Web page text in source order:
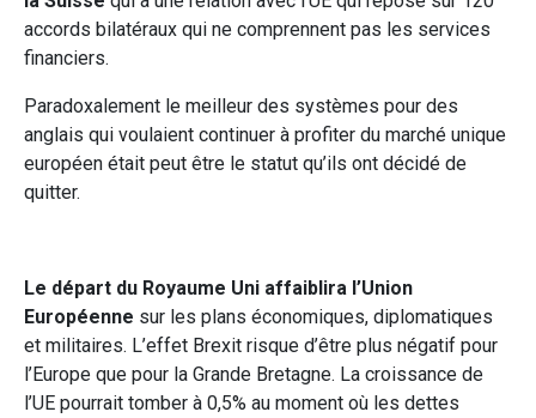
accords bilatéraux qui ne comprennent pas les services
financiers.
Paradoxalement le meilleur des systèmes pour des
anglais qui voulaient continuer à profiter du marché unique
européen était peut être le statut qu’ils ont décidé de
quitter.
Le départ du Royaume Uni affaiblira l’Union
Européenne sur les plans économiques, diplomatiques
et militaires. L’effet Brexit risque d’être plus négatif pour
l’Europe que pour la Grande Bretagne. La croissance de
l’UE pourrait tomber à 0,5% au moment où les dettes